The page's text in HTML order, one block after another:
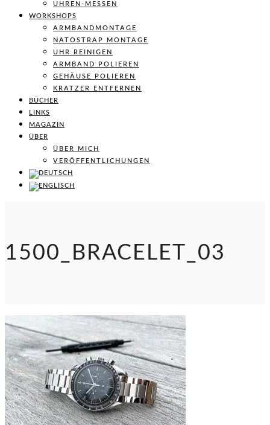
UHREN-MESSEN
WORKSHOPS
ARMBANDMONTAGE
NATOSTRAP MONTAGE
UHR REINIGEN
ARMBAND POLIEREN
GEHÄUSE POLIEREN
KRATZER ENTFERNEN
BÜCHER
LINKS
MAGAZIN
ÜBER
ÜBER MICH
VERÖFFENTLICHUNGEN
1500_BRACELET_03